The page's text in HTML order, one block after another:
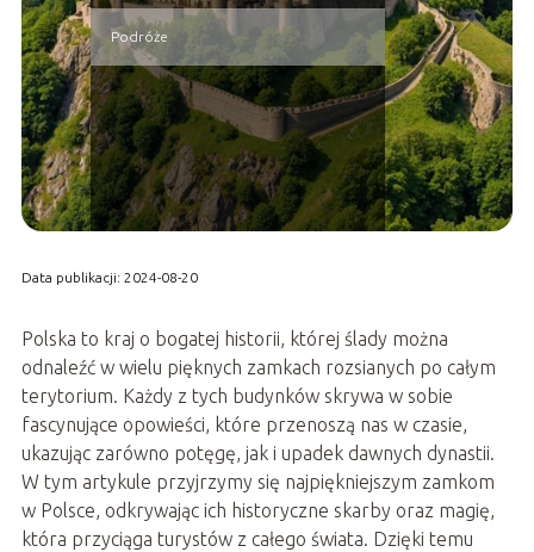
Podróże
Data publikacji: 2024-08-20
Polska to kraj o bogatej historii, której ślady można
odnaleźć w wielu pięknych zamkach rozsianych po całym
terytorium. Każdy z tych budynków skrywa w sobie
fascynujące opowieści, które przenoszą nas w czasie,
ukazując zarówno potęgę, jak i upadek dawnych dynastii.
W tym artykule przyjrzymy się najpiękniejszym zamkom
w Polsce, odkrywając ich historyczne skarby oraz magię,
która przyciąga turystów z całego świata. Dzięki temu